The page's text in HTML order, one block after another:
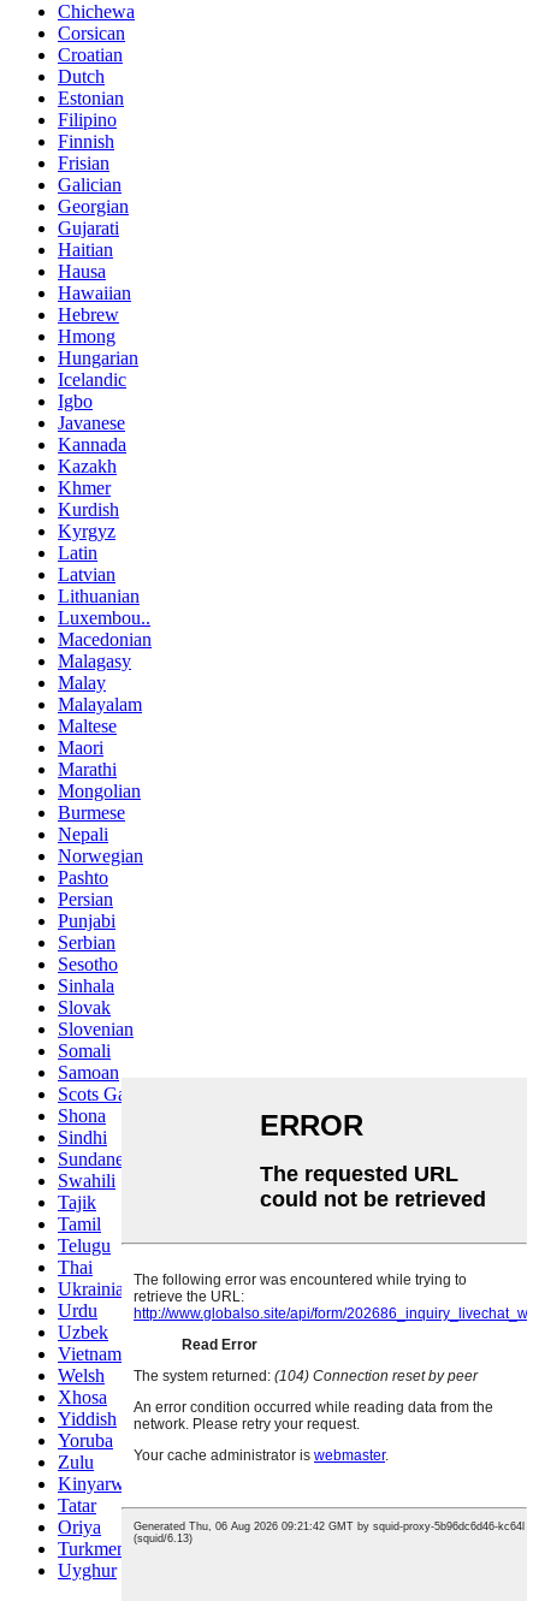
Chichewa
Corsican
Croatian
Dutch
Estonian
Filipino
Finnish
Frisian
Galician
Georgian
Gujarati
Haitian
Hausa
Hawaiian
Hebrew
Hmong
Hungarian
Icelandic
Igbo
Javanese
Kannada
Kazakh
Khmer
Kurdish
Kyrgyz
Latin
Latvian
Lithuanian
Luxembou..
Macedonian
Malagasy
Malay
Malayalam
Maltese
Maori
Marathi
Mongolian
Burmese
Nepali
Norwegian
Pashto
Persian
Punjabi
Serbian
Sesotho
Sinhala
Slovak
Slovenian
Somali
Samoan
Scots Gaelic
Shona
Sindhi
Sundanese
Swahili
Tajik
Tamil
Telugu
Thai
Ukrainian
Urdu
Uzbek
Vietnamese
Welsh
Xhosa
Yiddish
Yoruba
Zulu
Kinyarwanda
Tatar
Oriya
Turkmen
Uyghur